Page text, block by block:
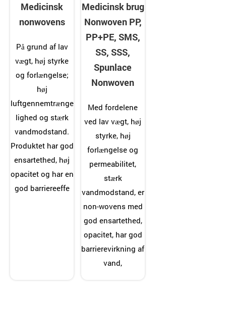
Medicinsk
nonwovens
På grund af lav
vægt, høj styrke
og forlængelse;
høj
luftgennemtrænge
lighed og stærk
vandmodstand.
Produktet har god
ensartethed, høj
opacitet og har en
god barriereeffe
Medicinsk brug
Nonwoven PP,
PP+PE, SMS,
SS, SSS,
Spunlace
Nonwoven
Med fordelene
ved lav vægt, høj
styrke, høj
forlængelse og
permeabilitet,
stærk
vandmodstand, er
non-wovens med
god ensartethed,
opacitet, har god
barrierevirkning af
vand,